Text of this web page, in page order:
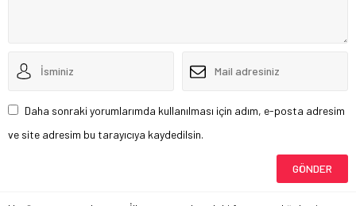
Daha sonraki yorumlarımda kullanılması için adım, e-posta adresim
ve site adresim bu tarayıcıya kaydedilsin.